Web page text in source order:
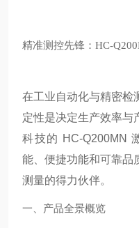
精准测控先锋：HC-
在工业自动化与精密检
定性是决定生产效率与
科技的 HC-Q200MN
能、便捷功能和可靠品
测量的得力伙伴。
一、产品全景概览